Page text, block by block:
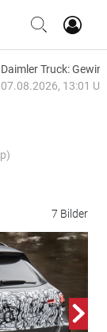
Daimler Truck:
07.08.2026, 13:01
7 Bilder